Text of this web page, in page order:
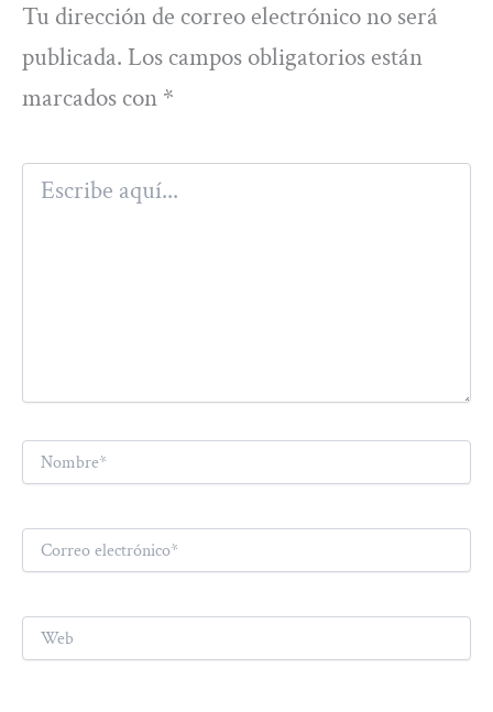
Tu dirección de correo electrónico no será
publicada. Los campos obligatorios están
marcados con *
Escribe
aquí...
Correo
electrónico*
Web